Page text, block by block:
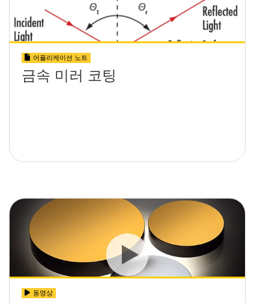
어플리케이션 노트
금속 미러 코팅
동영상